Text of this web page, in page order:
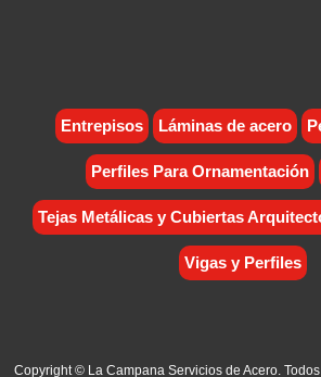
Entrepisos Láminas de acero
Perfiles Para Ornamentación
Tejas Metálicas y Cubiertas
Vigas y Perfiles
Copyright © La Campana Servicios de Acero.